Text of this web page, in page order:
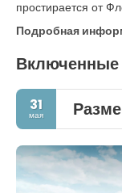
простирается от
Подробная
Включенные
31
мая